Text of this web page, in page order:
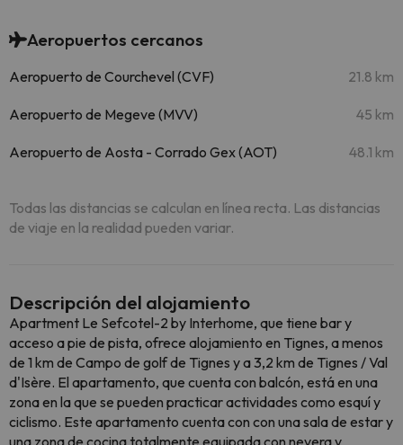
Aeropuertos cercanos
Aeropuerto de Courchevel (CVF) 21.8 km
Aeropuerto de Megeve (MVV) 45 km
Aeropuerto de Aosta - Corrado Gex (AOT) 48.1 km
Todas las distancias se calculan en línea recta. Las distancias
de viaje en la realidad pueden variar.
Descripción del alojamiento
Apartment Le Sefcotel-2 by Interhome, que tiene bar y
acceso a pie de pista, ofrece alojamiento en Tignes, a menos
de 1 km de Campo de golf de Tignes y a 3,2 km de Tignes / Val
d'Isère. El apartamento, que cuenta con balcón, está en una
zona en la que se pueden practicar actividades como esquí y
ciclismo. Este apartamento cuenta con con una sala de estar y
una zona de cocina totalmente equipada con nevera y